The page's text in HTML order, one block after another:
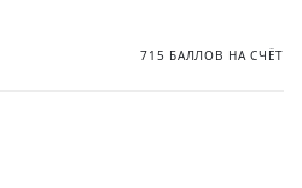
715 БАЛЛОВ НА СЧЁТ